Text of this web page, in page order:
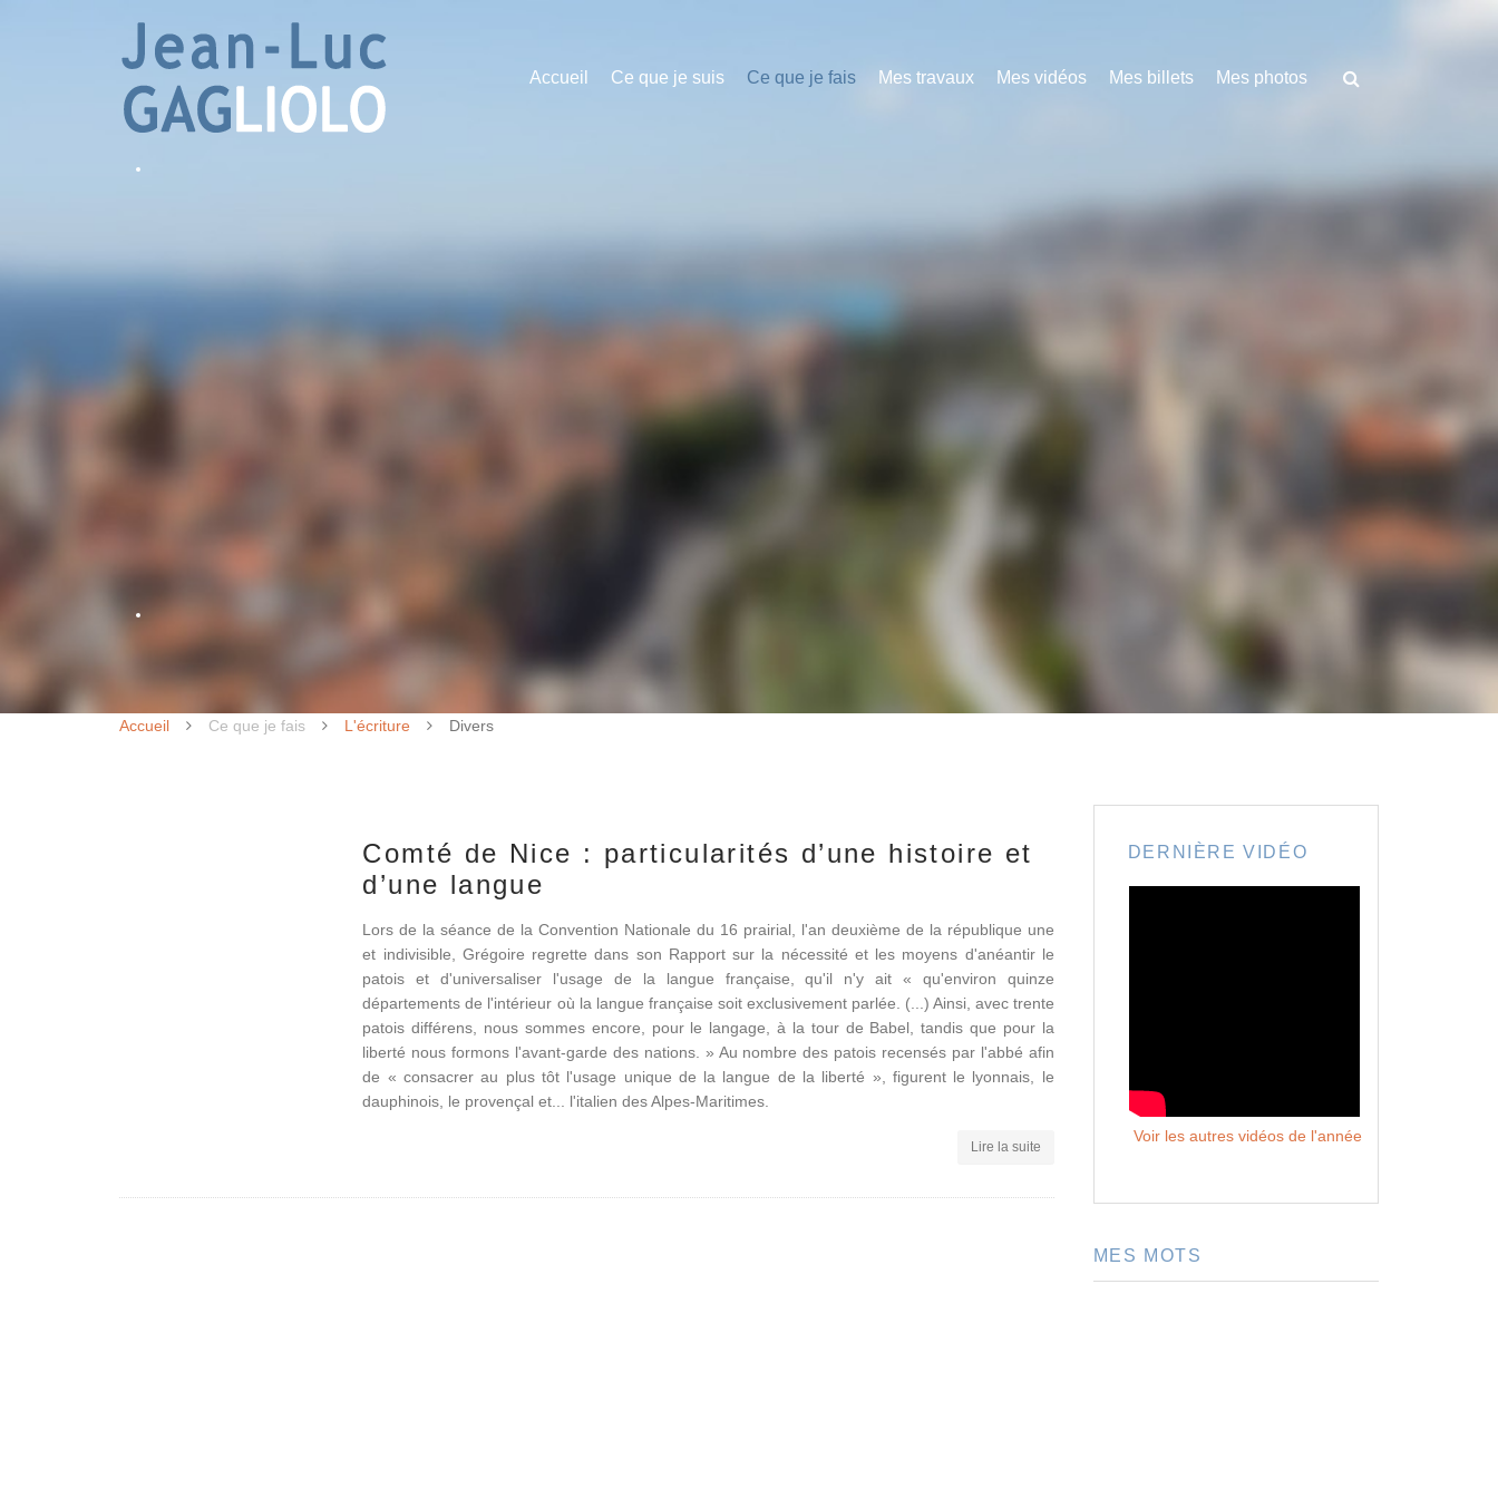
Accueil Ce que je suis Ce que je fais Mes travaux Mes vidéos Mes billets Mes photos
Accueil Ce que je fais L'écriture Divers
Comté de Nice : particularités d’une histoire et
d’une langue
Lors de la séance de la Convention Nationale du 16 prairial, l'an deuxième de la république une
et indivisible, Grégoire regrette dans son Rapport sur la nécessité et les moyens d'anéantir le
patois et d'universaliser l'usage de la langue française, qu'il n'y ait « qu'environ quinze
départements de l'intérieur où la langue française soit exclusivement parlée. (...) Ainsi, avec trente
patois différens, nous sommes encore, pour le langage, à la tour de Babel, tandis que pour la
liberté nous formons l'avant-garde des nations. » Au nombre des patois recensés par l'abbé afin
de « consacrer au plus tôt l'usage unique de la langue de la liberté », figurent le lyonnais, le
dauphinois, le provençal et... l'italien des Alpes-Maritimes.
Lire la suite
DERNIÈRE VIDÉO
Voir les autres vidéos de l'année
MES MOTS